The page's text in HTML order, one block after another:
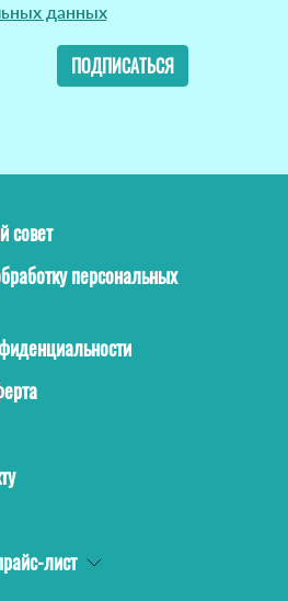
данных
ПОДПИСАТЬСЯ
совет
персональных
лист